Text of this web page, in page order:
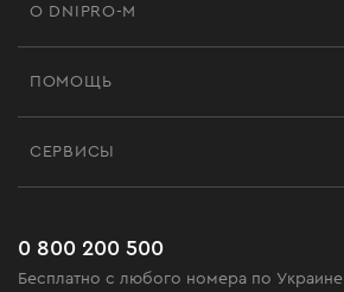
О DNIPRO-M
Черная пятница
ПОМОЩЬ
Часто задаваемые вопросы
СЕРВИСЫ
0 800 200 500
Бесплатно с любого номера по Украине